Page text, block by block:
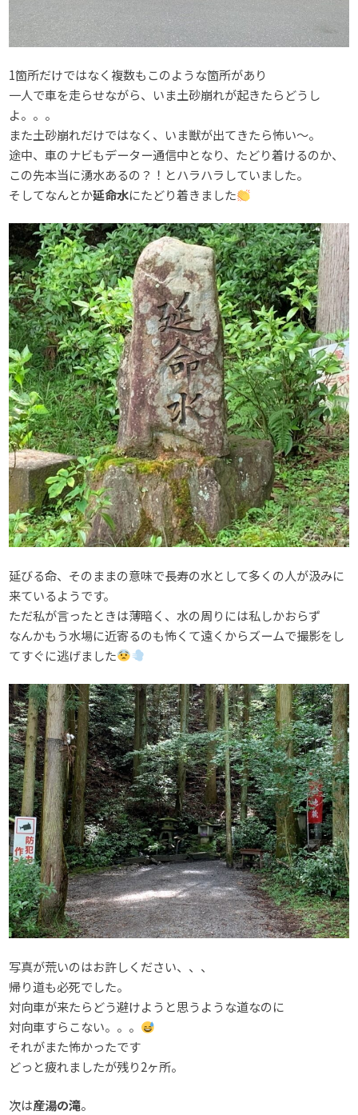
1箇所だけではなく複数もこのような箇所があり
一人で車を走らせながら、いま土砂崩れが起きたらどうし
よ。。。
また土砂崩れだけではなく、いま獣が出てきたら怖い～。
途中、車のナビもデーター通信中となり、たどり着けるのか、
この先本当に湧水あるの？！とハラハラしていました。
そしてなんとか延命水にたどり着きました
延びる命、そのままの意味で長寿の水として多くの人が汲みに
来ているようです。
ただ私が言ったときは薄暗く、水の周りには私しかおらず
なんかもう水場に近寄るのも怖くて遠くからズームで撮影をし
てすぐに逃げました
写真が荒いのはお許しください、、、
帰り道も必死でした。
対向車が来たらどう避けようと思うような道なのに
対向車すらこない。。。
それがまた怖かったです
どっと疲れましたが残り2ヶ所。
次は産湯の滝。